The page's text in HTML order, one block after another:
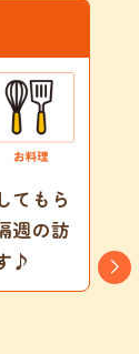
てもら
週の訪
♪